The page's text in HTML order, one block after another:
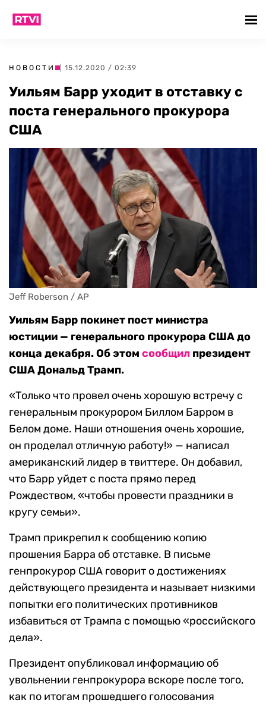
НОВОСТИ | 15.12.2020 / 02:39
Уильям Барр уходит в отставку с
поста генерального прокурора
США
Jeff Roberson / AP
Уильям Барр покинет пост министра
юстиции — генерального прокурора США до
конца декабря. Об этом сообщил президент
США Дональд Трамп.
«Только что провел очень хорошую встречу с
генеральным прокурором Биллом Барром в
Белом доме. Наши отношения очень хорошие,
он проделал отличную работу!» — написал
американский лидер в твиттере. Он добавил,
что Барр уйдет с поста прямо перед
Рождеством, «чтобы провести праздники в
кругу семьи».
Трамп прикрепил к сообщению копию
прошения Барра об отставке. В письме
генпрокурор США говорит о достижениях
действующего президента и называет низкими
попытки его политических противников
избавиться от Трампа с помощью «российского
дела».
Президент опубликовал информацию об
увольнении генпрокурора вскоре после того,
как по итогам прошедшего голосования